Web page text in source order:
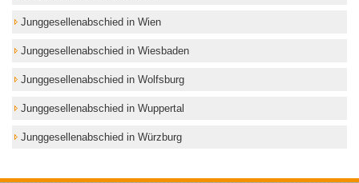
Junggesellenabschied in Wien
Junggesellenabschied in Wiesbaden
Junggesellenabschied in Wolfsburg
Junggesellenabschied in Wuppertal
Junggesellenabschied in Würzburg